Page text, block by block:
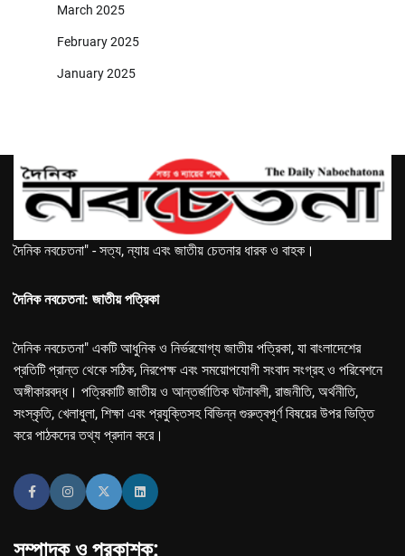
March 2025
February 2025
January 2025
দৈনিক নবচেতনা" - সত্য, ন্যায় এবং জাতীয় চেতনার ধারক ও বাহক।
দৈনিক নবচেতনা: জাতীয় পত্রিকা
দৈনিক নবচেতনা" একটি আধুনিক ও নির্ভরযোগ্য জাতীয় পত্রিকা, যা বাংলাদেশের
প্রতিটি প্রান্ত থেকে সঠিক, নিরপেক্ষ এবং সময়োপযোগী সংবাদ সংগ্রহ ও পরিবেশনে
অঙ্গীকারবদ্ধ। পত্রিকাটি জাতীয় ও আন্তর্জাতিক ঘটনাবলী, রাজনীতি, অর্থনীতি,
সংস্কৃতি, খেলাধুলা, শিক্ষা এবং প্রযুক্তিসহ বিভিন্ন গুরুত্বপূর্ণ বিষয়ের উপর ভিত্তি
করে পাঠকদের তথ্য প্রদান করে।
সম্পাদক ও প্রকাশক: